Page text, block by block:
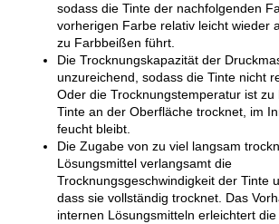
sodass die Tinte der nachfolgenden
vorherigen Farbe relativ leicht wieder
zu Farbbeißen führt.
Die Trocknungskapazität der
unzureichend, sodass die Tinte nicht
Oder die Trocknungstemperatur ist zu
Tinte an der Oberfläche trocknet, im
feucht bleibt.
Die Zugabe von zu viel langsam
Lösungsmittel verlangsamt die
Trocknungsgeschwindigkeit der Tinte
dass sie vollständig trocknet. Das
internen Lösungsmitteln erleichtert